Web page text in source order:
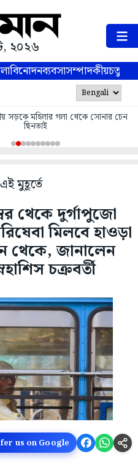
২০২৬
বিনোদনব্যবসাসম্পাদকীয়
সড়কে মহিলার গলা থেকে সোনার চেন
ছিনতাই
মুহূর্তে
থেকে দুর্গাপুজো
মিলবে হাওড়া
থেকে, জানালেন
চক্রবর্তী
us on Google